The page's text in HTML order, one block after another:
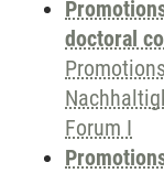
doctoral
Forum I